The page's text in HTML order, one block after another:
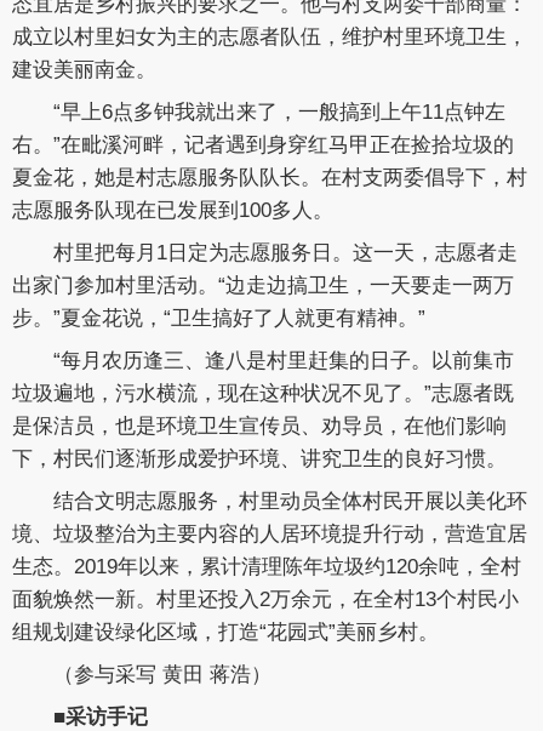
成立以村里妇女为主的志愿者队伍，维护村里环境卫生，
建设美丽南金。
“早上6点多钟我就出来了，一般搞到上午11点钟左
右。”在毗溪河畔，记者遇到身穿红马甲正在捡拾垃圾的
夏金花，她是村志愿服务队队长。在村支两委倡导下，村
志愿服务队现在已发展到100多人。
村里把每月1日定为志愿服务日。这一天，志愿者走
出家门参加村里活动。“边走边搞卫生，一天要走一两万
步。”夏金花说，“卫生搞好了人就更有精神。”
“每月农历逢三、逢八是村里赶集的日子。以前集市
垃圾遍地，污水横流，现在这种状况不见了。”志愿者既
是保洁员，也是环境卫生宣传员、劝导员，在他们影响
下，村民们逐渐形成爱护环境、讲究卫生的良好习惯。
结合文明志愿服务，村里动员全体村民开展以美化环
境、垃圾整治为主要内容的人居环境提升行动，营造宜居
生态。2019年以来，累计清理陈年垃圾约120余吨，全村
面貌焕然一新。村里还投入2万余元，在全村13个村民小
组规划建设绿化区域，打造“花园式”美丽乡村。
（参与采写 黄田 蒋浩）
■采访手记